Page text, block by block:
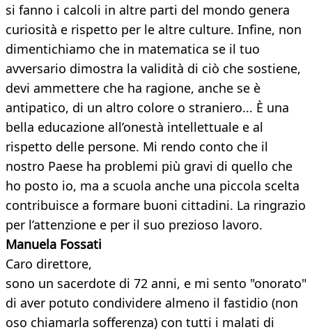
si fanno i calcoli in altre parti del mondo genera
curiosità e rispetto per le altre culture. Infine, non
dimentichiamo che in matematica se il tuo
avversario dimostra la validità di ciò che sostiene,
devi ammettere che ha ragione, anche se è
antipatico, di un altro colore o straniero... È una
bella educazione all’onestà intellettuale e al
rispetto delle persone. Mi rendo conto che il
nostro Paese ha problemi più gravi di quello che
ho posto io, ma a scuola anche una piccola scelta
contribuisce a formare buoni cittadini. La ringrazio
per l’attenzione e per il suo prezioso lavoro.
Manuela Fossati
Caro direttore,
sono un sacerdote di 72 anni, e mi sento "onorato"
di aver potuto condividere almeno il fastidio (non
oso chiamarla sofferenza) con tutti i malati di